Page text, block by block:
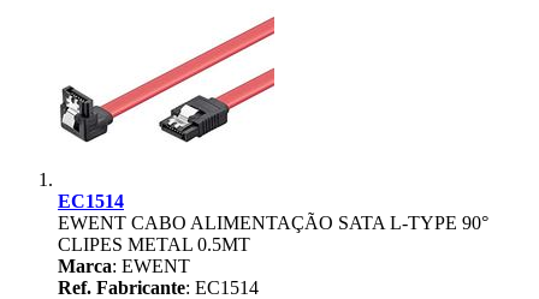
EC1514
EWENT CABO ALIMENTAÇÃO SATA L-TYPE 90°
CLIPES METAL 0.5MT
Marca: EWENT
Ref. Fabricante: EC1514